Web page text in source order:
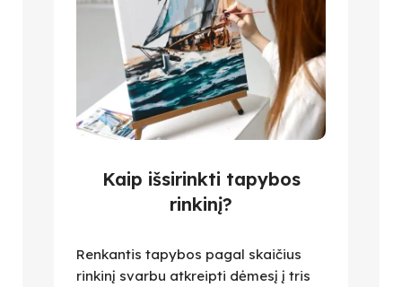
Kaip išsirinkti tapybos
rinkinį?
Renkantis tapybos pagal skaičius
rinkinį svarbu atkreipti dėmesį į tris